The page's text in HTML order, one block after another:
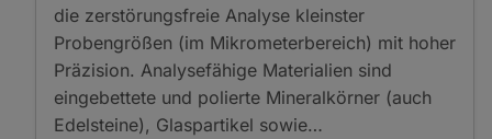
die zerstörungsfreie Analyse kleinster
Probengrößen (im Mikrometerbereich) mit hoher
Präzision. Analysefähige Materialien sind
eingebettete und polierte Mineralkörner (auch
Edelsteine), Glaspartikel sowie…